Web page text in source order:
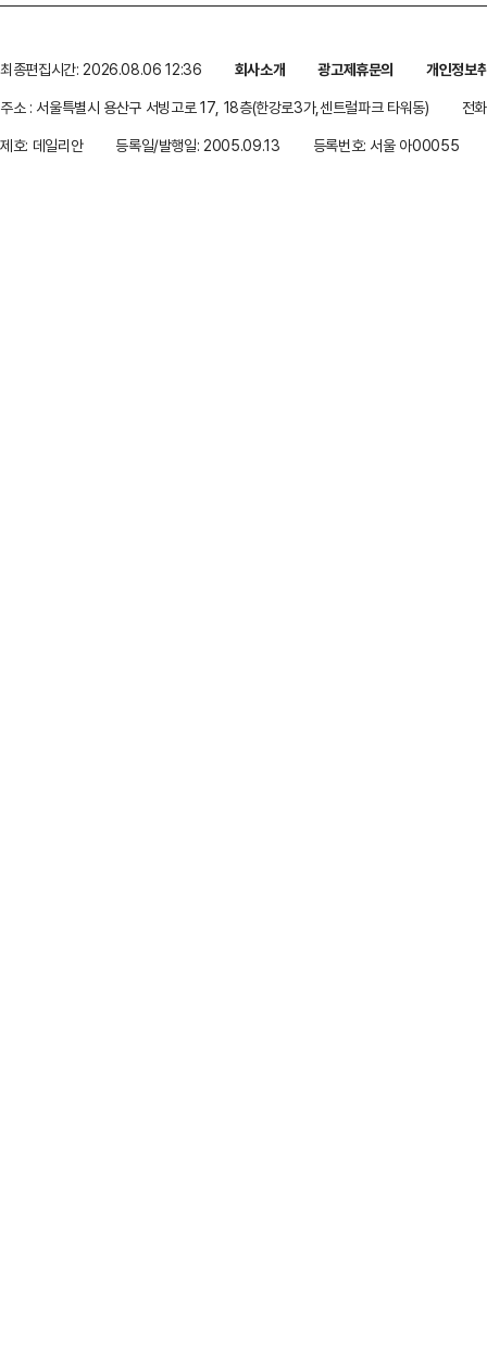
최종편집시간: 2026.08.06 12:36 회사소개 광고제휴문의
개인정보
주소 : 서울특별시 용산구 서빙고로 17, 18층(한강로3가,센트럴파크 타워동)
전
제호: 데일리안
등록일/발행일: 2005.09.13 등록번호: 서울 아00055